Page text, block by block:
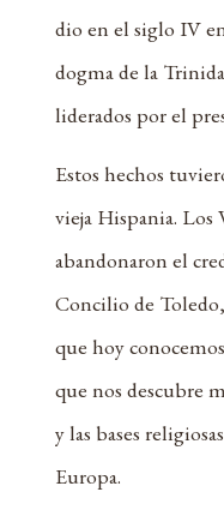
dio en el siglo IV
dogma de la
liderados por el
Estos hechos
vieja Hispania. Los
abandonaron el
Concilio de
que hoy
que nos descubre
y las bases
Europa.